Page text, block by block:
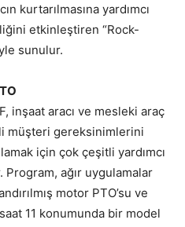
kurtarılmasına yardımcı
etkinleştiren “Rock-
sunulur.
inşaat aracı ve mesleki araç
müşteri gereksinimlerini
için çok çeşitli yardımcı
Program, ağır uygulamalar
motor PTO’su ve
11 konumunda bir model